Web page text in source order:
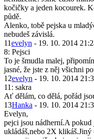
kočičky a jeden kocourek.
půdě.
Alenko, tobě pejska u
nebudeš závislá.
11evelyn - 19. 10. 2014
8: Pejsci
To je šmudla malej,
jasné, že jste z něj všichni
12evelyn - 19. 10. 2014
11: sakra
Ať dělám, co dělá, pořád
13Hanka - 19. 10. 2014
Evelyn,
pejci jsou nádherní.A
ukládáš,nebo 2X